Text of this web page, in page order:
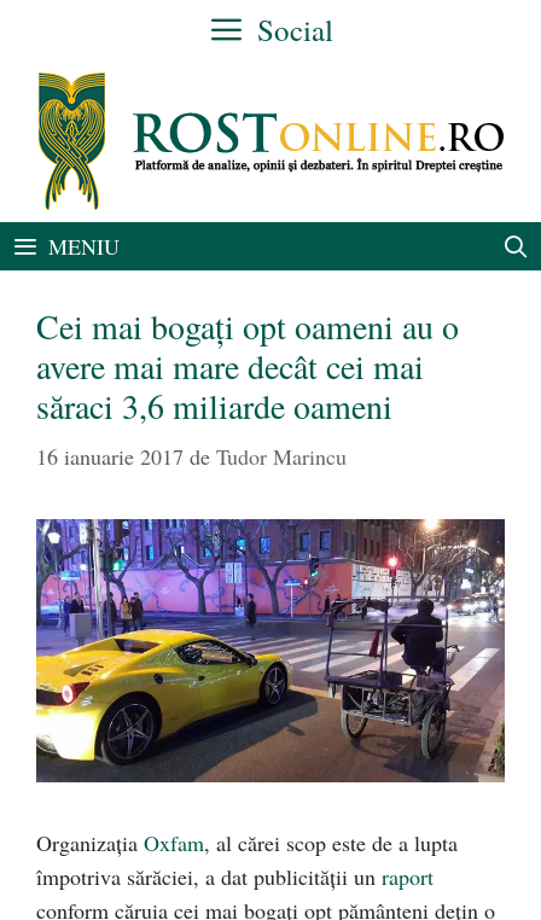
conținut
Social
MENIU
Cei mai bogați opt oameni au o
avere mai mare decât cei mai
săraci 3,6 miliarde oameni
16 ianuarie 2017 de Tudor Marincu
Organizația Oxfam, al cărei scop este de a lupta
împotriva sărăciei, a dat publicității un raport
conform căruia cei mai bogați opt pământeni dețin o